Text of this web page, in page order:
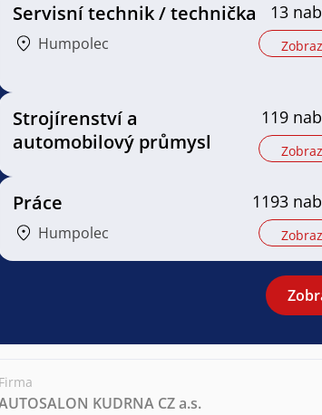
Servisní technik / technička
Humpolec
13
Strojírenství a
automobilový průmysl
119
Práce
Humpolec
1193
Firma
KUDRNA CZ a.s.